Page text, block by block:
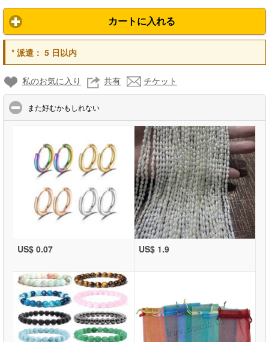
カートに入れる
*派遣： 5 日以内
私のお気に入り 共有 チケット
また好むかもしれない
US$ 0.07 US$ 1.9